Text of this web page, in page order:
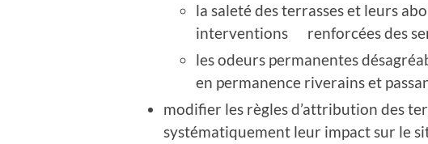
la saleté des terrasses et leurs
interventions renforcées des
les odeurs permanentes
en permanence riverains et
modifier les règles d’attribution des
systématiquement leur impact sur le